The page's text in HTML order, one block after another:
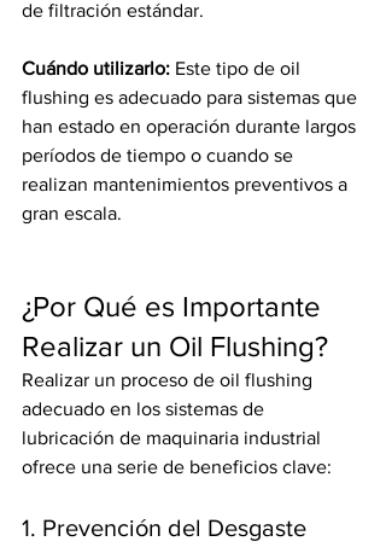
de filtración estándar.
Cuándo utilizarlo: Este tipo de oil
flushing es adecuado para sistemas que
han estado en operación durante largos
períodos de tiempo o cuando se
realizan mantenimientos preventivos a
gran escala.
¿Por Qué es Importante
Realizar un Oil Flushing?
Realizar un proceso de oil flushing
adecuado en los sistemas de
lubricación de maquinaria industrial
ofrece una serie de beneficios clave:
1. Prevención del Desgaste